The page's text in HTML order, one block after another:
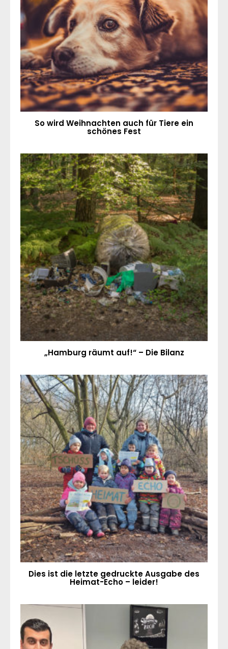
So wird Weihnachten auch für Tiere ein
schönes Fest
„Hamburg räumt auf!“ – Die Bilanz
Dies ist die letzte gedruckte Ausgabe des
Heimat-Echo – leider!